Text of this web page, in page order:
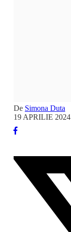
De Simona Duta
19 APRILIE 2024